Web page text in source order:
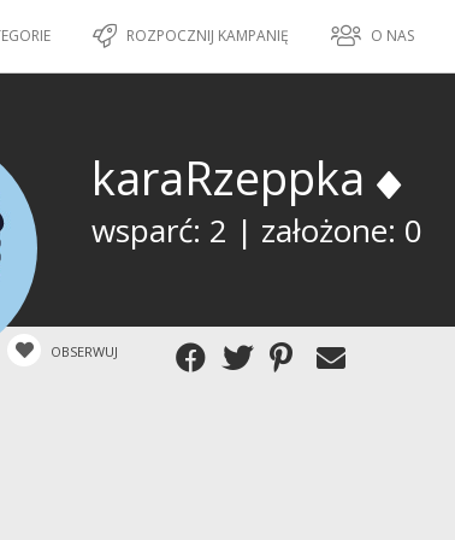
ROZPOCZNIJ KAMPANIĘ O NAS
karaRzeppka
wsparć: 2 | założone: 0
OBSERWUJ